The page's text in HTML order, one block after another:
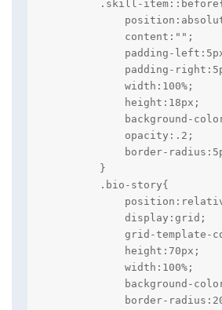
        .skill-item::before{
            content:"";
padding-
padding-
            width:100%;
            height:18px;
background-
            opacity:.2;
border-
        }
        .bio-story{
            display:grid;
grid-template-
            height:70px;
            width:100%;
background-
border-